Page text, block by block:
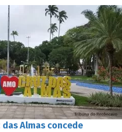
Almas concede